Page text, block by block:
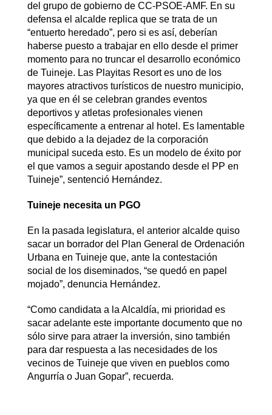
del grupo de gobierno de CC-PSOE-AMF. En su
defensa el alcalde replica que se trata de un
“entuerto heredado”, pero si es así, deberían
haberse puesto a trabajar en ello desde el primer
momento para no truncar el desarrollo económico
de Tuineje. Las Playitas Resort es uno de los
mayores atractivos turísticos de nuestro municipio,
ya que en él se celebran grandes eventos
deportivos y atletas profesionales vienen
específicamente a entrenar al hotel. Es lamentable
que debido a la dejadez de la corporación
municipal suceda esto. Es un modelo de éxito por
el que vamos a seguir apostando desde el PP en
Tuineje”, sentenció Hernández.
Tuineje necesita un PGO
En la pasada legislatura, el anterior alcalde quiso
sacar un borrador del Plan General de Ordenación
Urbana en Tuineje que, ante la contestación
social de los diseminados, “se quedó en papel
mojado”, denuncia Hernández.
“Como candidata a la Alcaldía, mi prioridad es
sacar adelante este importante documento que no
sólo sirve para atraer la inversión, sino también
para dar respuesta a las necesidades de los
vecinos de Tuineje que viven en pueblos como
Angurría o Juan Gopar”, recuerda.